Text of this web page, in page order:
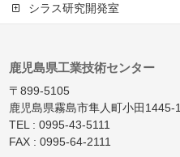
シラス研究開発室
鹿児島県工業技術センター
〒899-5105
鹿児島県霧島市隼人町小田1445-1
TEL : 0995-43-5111
FAX : 0995-64-2111